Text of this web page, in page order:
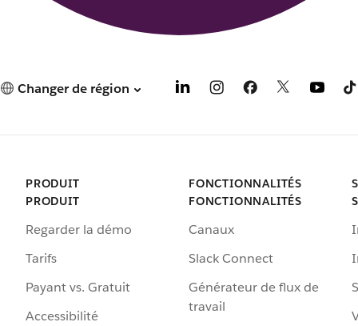
Changer de région
PRODUIT
PRODUIT
Regarder la démo
Tarifs
Payant vs. Gratuit
Accessibilité
FONCTIONNALITÉS
FONCTIONNALITÉS
Canaux
Slack Connect
Générateur de flux de
travail